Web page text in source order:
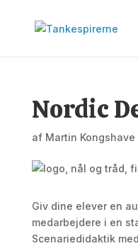
Nordic
af Martin Kongshave
Giv dine elever en
medarbejdere i en
Scenariedidaktik